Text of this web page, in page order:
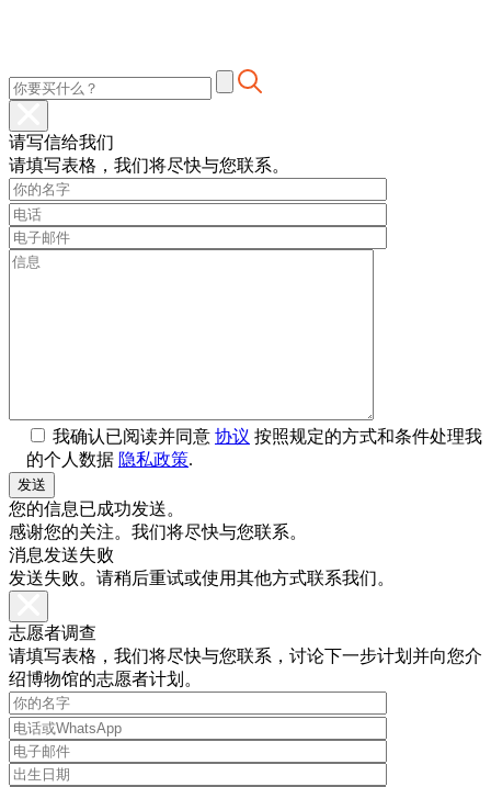
请写信给我们
请填写表格，我们将尽快与您联系。
我确认已阅读并同意 协议 按照规定的方式和条件处理我
的个人数据 隐私政策.
您的信息已成功发送。
感谢您的关注。我们将尽快与您联系。
消息发送失败
发送失败。请稍后重试或使用其他方式联系我们。
志愿者调查
请填写表格，我们将尽快与您联系，讨论下一步计划并向您介
绍博物馆的志愿者计划。